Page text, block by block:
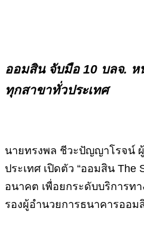
ออมสิน จับมือ 10 บลจ. ห
ทุกสาขาทั่วประเทศ
นายทรงพล ชีวะปัญญาโรจน์
ประเทศ เปิดตัว “ออมสิน
อนาคต เพื่อยกระดับบริการท
รองผู้อำนวยการธนาคารออ